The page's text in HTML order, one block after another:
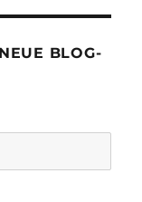
BLOG-